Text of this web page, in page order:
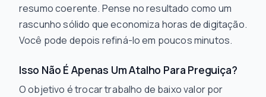
resumo coerente. Pense no resultado como um
rascunho sólido que economiza horas de digitação.
Você pode depois refiná-lo em poucos minutos.
Isso Não É Apenas Um Atalho Para Preguiça?
O objetivo é trocar trabalho de baixo valor por